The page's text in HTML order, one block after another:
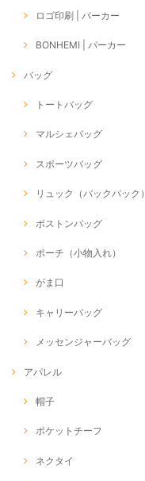
ロゴ印刷 | パーカー
BONHEMI | パーカー
バッグ
トートバッグ
マルシェバッグ
スポーツバッグ
リュック（バックパック）
ボストンバッグ
ポーチ（小物入れ）
がま口
キャリーバッグ
メッセンジャーバッグ
アパレル
帽子
ポケットチーフ
ネクタイ